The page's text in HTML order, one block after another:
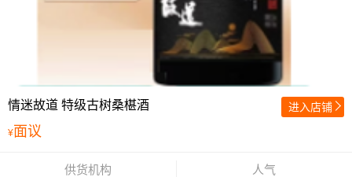
情迷故道 特级古树桑椹酒
¥面议
进入店铺
供货机构
人气